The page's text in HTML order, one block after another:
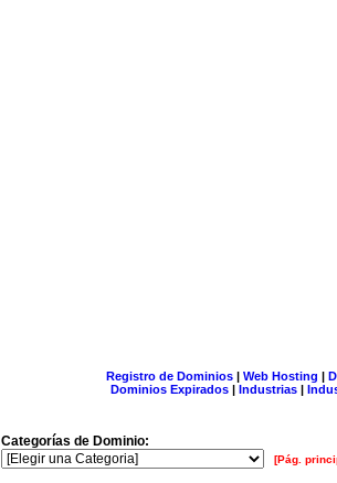
Registro de Dominios| Web Hosting |
Dominios Expirados | Industrias |
Categorías de Dominio:
[Pág.